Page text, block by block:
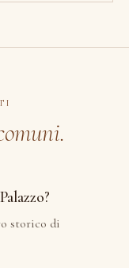
storico di